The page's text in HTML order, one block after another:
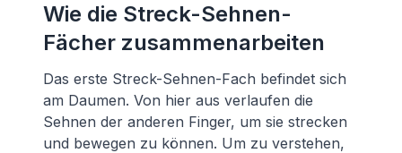
Wie die Streck-Sehnen-
Fächer zusammenarbeiten
Das erste Streck-Sehnen-Fach befindet sich
am Daumen. Von hier aus verlaufen die
Sehnen der anderen Finger, um sie strecken
und bewegen zu können. Um zu verstehen,